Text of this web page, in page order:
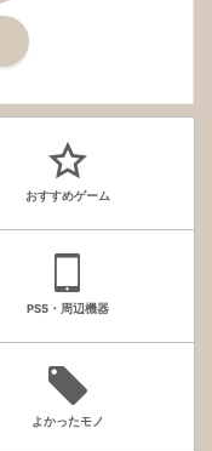
おすすめゲーム
PS5・周辺機器
よかったモノ